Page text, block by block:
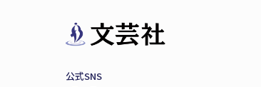
公式SNS